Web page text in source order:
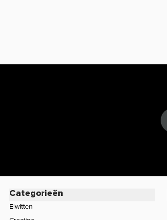
Categorieën
Eiwitten